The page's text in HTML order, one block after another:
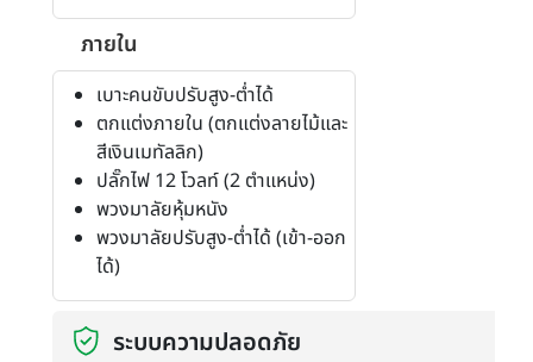
ภายใน
เบาะคนขับปรับสูง-ต่ำได้
ตกแต่งภายใน (ตกแต่งลายไม้และ
สีเงินเมทัลลิก)
ปลั๊กไฟ 12 โวลท์ (2 ตำแหน่ง)
พวงมาลัยหุ้มหนัง
พวงมาลัยปรับสูง-ต่ำได้ (เข้า-ออก
ได้)
ระบบความปลอดภัย